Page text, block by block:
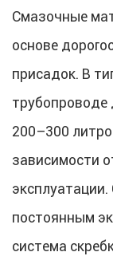
Смазочные
основе
присадок. В
200–300
зависимости
постоянным
система